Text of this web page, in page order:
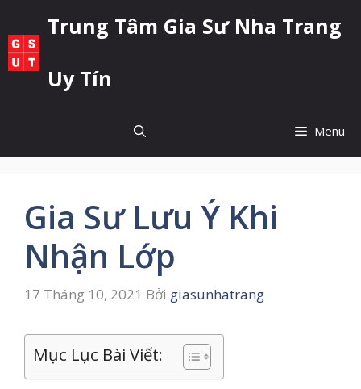
nội
dung
Trung Tâm Gia Sư Nha Trang
Uy Tín
Menu
Gia Sư Lưu Ý Khi
Nhận Lớp
17 Tháng 10, 2021 Bởi giasunhatrang
Mục Lục Bài Viết: